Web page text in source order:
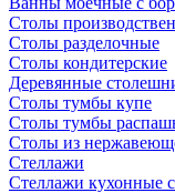
Столы
Столы разделочные
Столы кондитерские
Деревянные
Столы тумбы купе
Столы тумбы
Столы из
Стеллажи
Стеллажи кухонные